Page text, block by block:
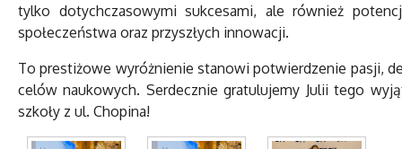
tylko dotychczasowymi sukcesami, ale również
społeczeństwa oraz przyszłych innowacji.
To prestiżowe wyróżnienie stanowi potwierdzenie pasji,
celów naukowych. Serdecznie gratulujemy Julii tego
szkoły z ul. Chopina!